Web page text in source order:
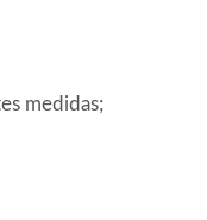
medidas;